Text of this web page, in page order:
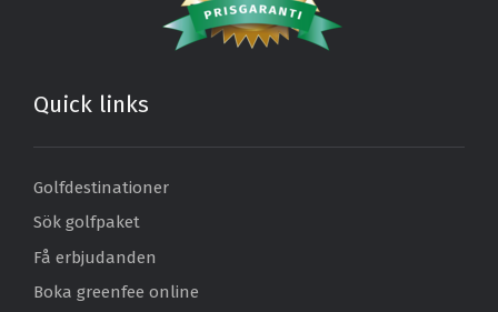
Quick links
Golfdestinationer
Sök golfpaket
Få erbjudanden
Boka greenfee online